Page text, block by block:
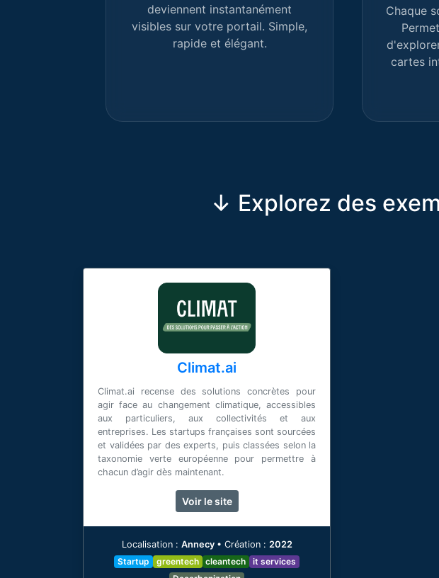
deviennent instantanément
visibles sur votre portail. Simple,
rapide et élégant.
Chaque
cartes
↓ Explorez des
Climat.ai
Climat.ai recense des solutions concrètes pour
agir face au changement climatique, accessibles
aux particuliers, aux collectivités et aux
entreprises. Les startups françaises sont sourcées
et validées par des experts, puis classées selon la
taxonomie verte européenne pour permettre à
chacun d’agir dès maintenant.
Voir le site
Localisation : Annecy • Création : 2022
Startup
greentech cleantech
it services